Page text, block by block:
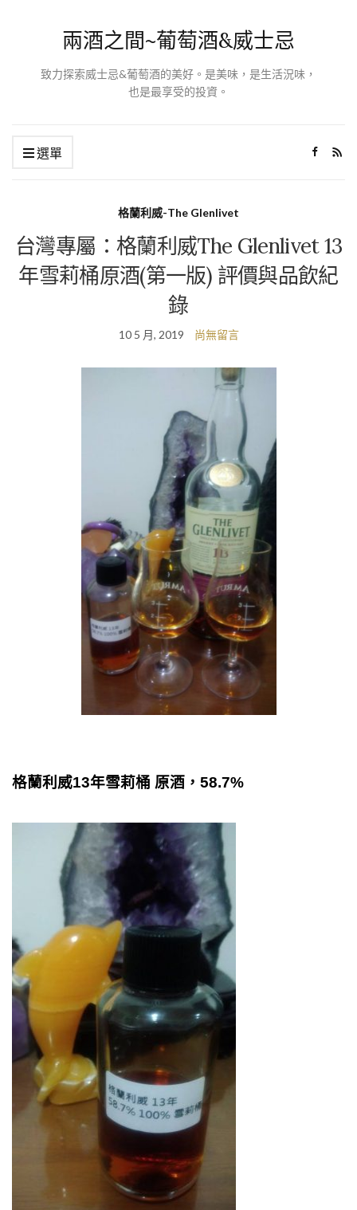
兩酒之間~葡萄酒&威士忌
致力探索威士忌&葡萄酒的美好。是美味，是生活況味，
也是最享受的投資。
選單
格蘭利威-The Glenlivet
台灣專屬：格蘭利威The Glenlivet 13
年雪莉桶原酒(第一版) 評價與品飲紀
錄
10 5 月, 2019 尚無留言
格蘭利威13年雪莉桶 原酒，58.7%